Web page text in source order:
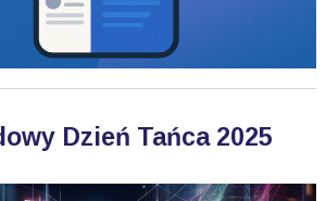
Dzień Tańca 2025